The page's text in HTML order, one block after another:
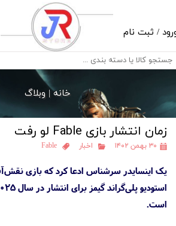
/ ثبت نام
حساب کاربری من
تغییر گذر واژه
خروج از حساب کاربری
خانه |وبلاگ
زمان انتشار بازی Fable لو رفت
۳۰ بهمن ۱۴۰۲ اخبار Fable
است.